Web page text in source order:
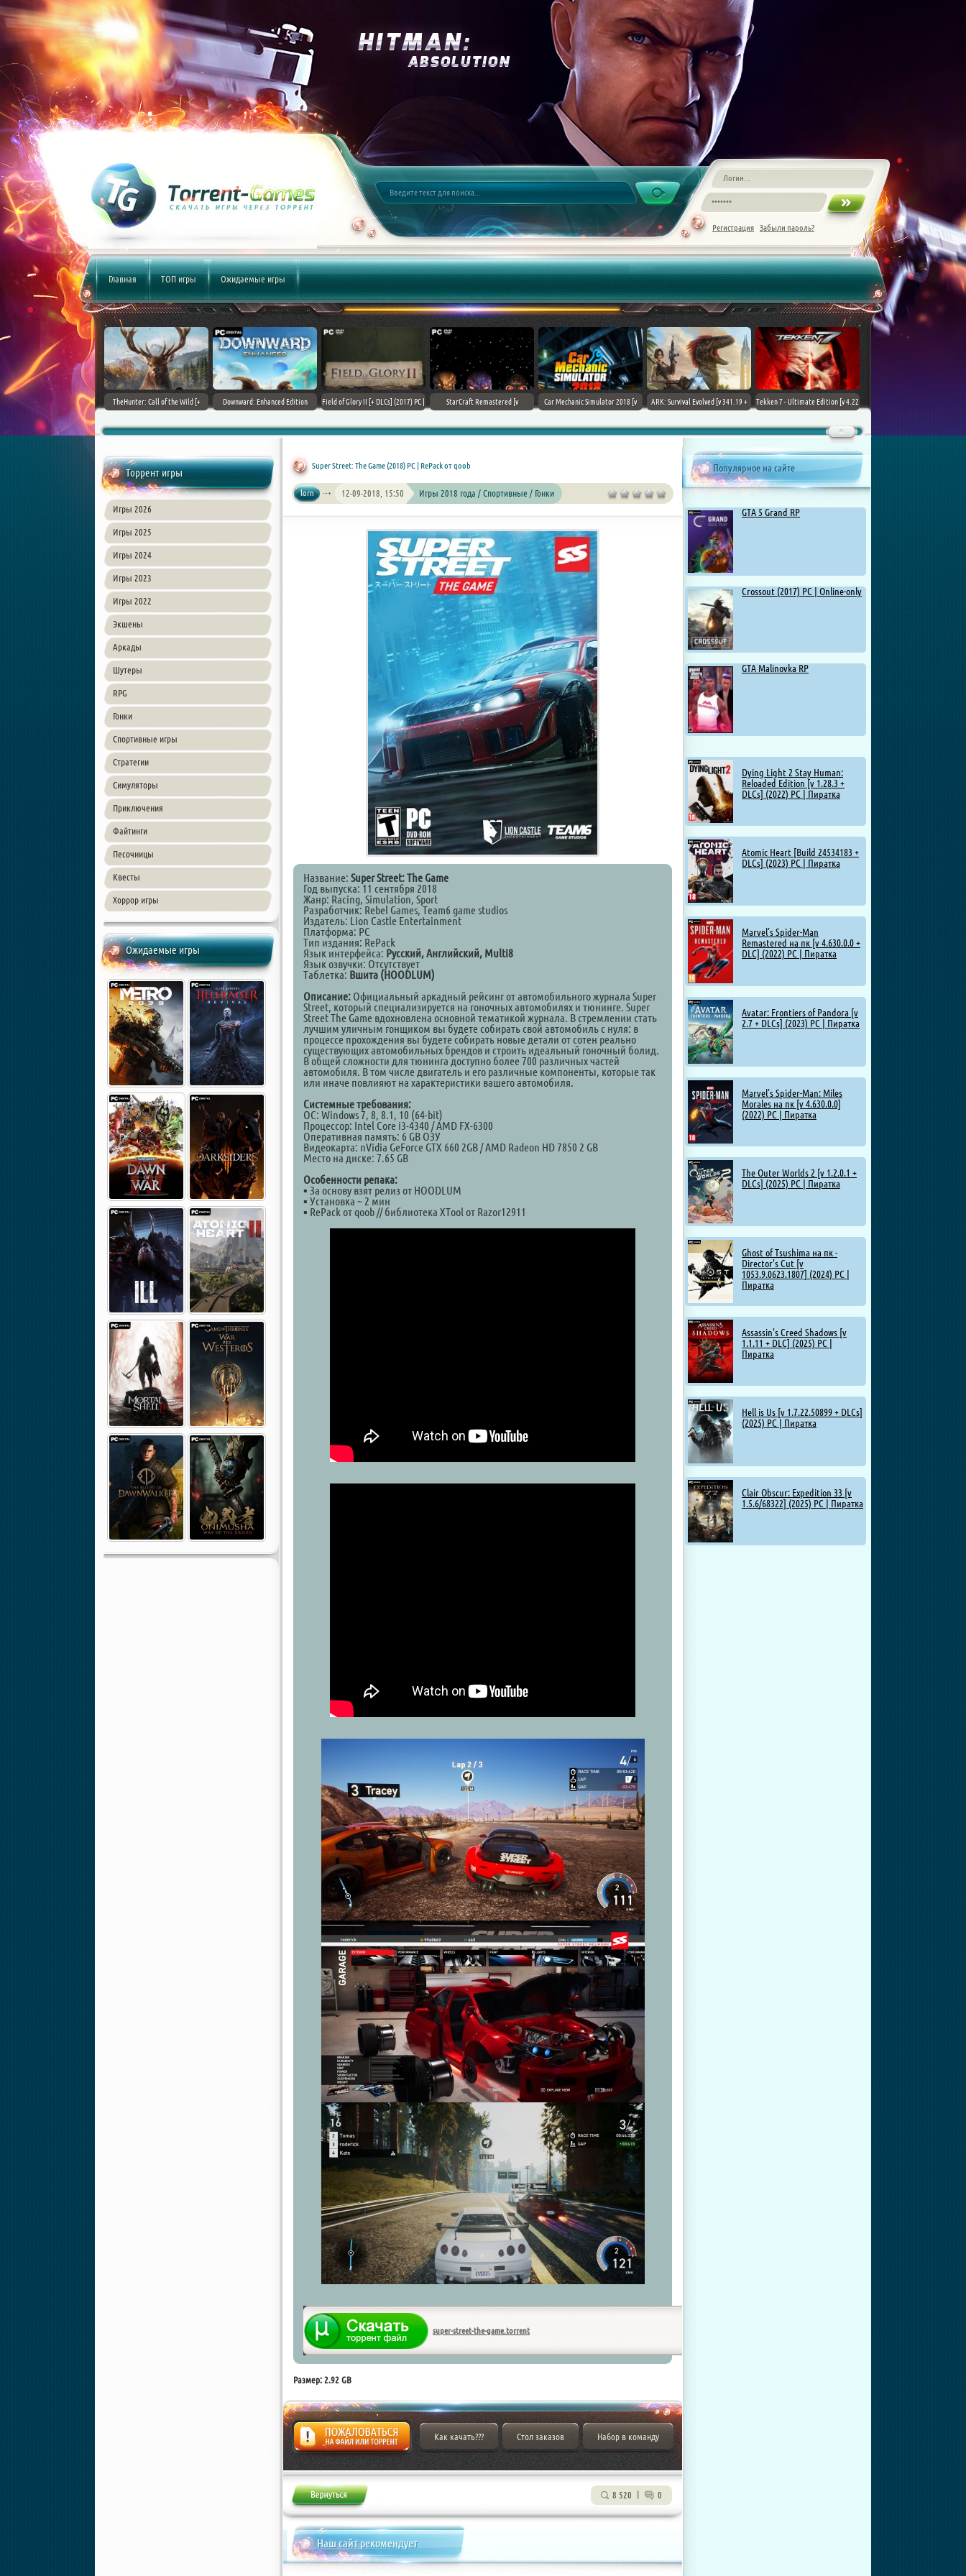
Регистрация Забыли пароль?
Главная ТОП игры Ожидаемые игры
World [v 1.11.4 + DLCs] (2017)
PC | Лицензия
TheHunter: Call of the Wild [+
Downward: Enhanced Edition
Field of Glory II [+ DLCs] (2017) PC |
StarCraft Remastered [v
Car Mechanic Simulator 2018 [v
ARK: Survival Evolved [v 341.19 +
Tekken 7 - Ultimate Edition [v 4.22
Chovka
Торрент игры
Игры 2026
Игры 2025
Игры 2024
Игры 2023
Игры 2022
Экшены
Аркады
Шутеры
RPG
Гонки
Спортивные игры
Стратегии
Симуляторы
Приключения
Файтинги
Песочницы
Квесты
Хоррор игры
Ожидаемые игры
Популярное на сайте
GTA 5 Grand RP
Crossout (2017) PC | Online-only
GTA Malinovka RP
Dying Light 2 Stay Human:
Reloaded Edition [v 1.28.3 +
DLCs] (2022) PC | Пиратка
Atomic Heart [Build 24534183 +
DLCs] (2023) PC | Пиратка
Marvel’s Spider-Man
Remastered на пк [v 4.630.0.0 +
DLC] (2022) PC | Пиратка
Avatar: Frontiers of Pandora [v
2.7 + DLCs] (2023) PC | Пиратка
Marvel’s Spider-Man: Miles
Morales на пк [v 4.630.0.0]
(2022) PC | Пиратка
The Outer Worlds 2 [v 1.2.0.1 +
DLCs] (2025) PC | Пиратка
Ghost of Tsushima на пк -
Director's Cut [v
1053.9.0623.1807] (2024) PC |
Пиратка
Assassin's Creed Shadows [v
1.1.11 + DLC] (2025) PC |
Пиратка
Hell is Us [v 1.7.22.50899 + DLCs]
(2025) PC | Пиратка
Clair Obscur: Expedition 33 [v
1.5.6/68322] (2025) PC | Пиратка
Super Street: The Game (2018) PC | RePack от qoob
lorn 12-09-2018, 15:50 Игры 2018 года / Спортивные / Гонки
Название: Super Street: The Game
Год выпуска: 11 сентября 2018
Жанр: Racing, Simulation, Sport
Разработчик: Rebel Games, Team6 game studios
Издатель: Lion Castle Entertainment
Платформа: PC
Тип издания: RePack
Язык интерфейса: Русский, Английский, Multi8
Язык озвучки: Отсутствует
Таблетка: Вшита (HOODLUM)
Описание: Официальный аркадный рейсинг от автомобильного журнала Super
Street, который специализируется на гоночных автомобилях и тюнинге. Super
Street The Game вдохновлена основной тематикой журнала. В стремлении стать
лучшим уличным гонщиком вы будете собирать свой автомобиль с нуля: в
процессе прохождения вы будете собирать новые детали от сотен реально
существующих автомобильных брендов и строить идеальный гоночный болид.
В общей сложности для тюнинга доступно более 700 различных частей
автомобиля. В том числе двигатель и его различные компоненты, которые так
или иначе повлияют на характеристики вашего автомобиля.
Системные требования:
ОС: Windows 7, 8, 8.1, 10 (64-bit)
Процессор: Intel Core i3-4340 / AMD FX-6300
Оперативная память: 6 GB ОЗУ
Видеокарта: nVidia GeForce GTX 660 2GB / AMD Radeon HD 7850 2 GB
Место на диске: 7.65 GB
Особенности репака:
▪ За основу взят релиз от HOODLUM
▪ Установка ~ 2 мин
▪ RePack от qoob // библиотека XTool от Razor12911
super-street-the-game.torrent
Размер: 2.92 GB
Жалоба
Как качать??? Стол заказов Набор в команду
8 520 0
Наш сайт рекомендует